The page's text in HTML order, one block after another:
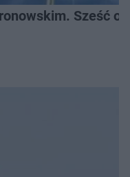
Sześć